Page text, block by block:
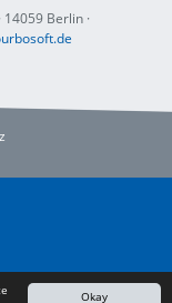
Okay
14059 Berlin ·